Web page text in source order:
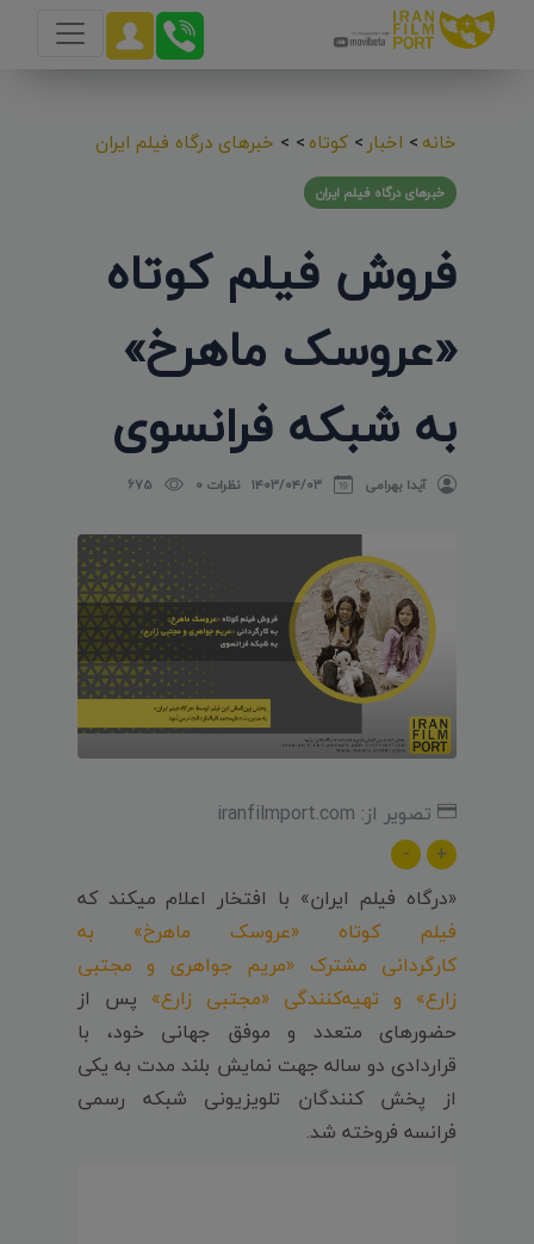
خانه> اخبار> کوتاه>
> خبرهای درگاه فیلم ایران
خبرهای درگاه فیلم ایران
فروش فیلم کوتاه
«عروسک ماهرخ»
به شبکه فرانسوی
آیدا بهرامی ۱۴۰۳/۰۴/۰۳ نظرات 0 675
تصویر از: iranfilmport.com
+
-
«درگاه فیلم ایران» با افتخار اعلام میکند که
فیلم کوتاه «عروسک ماهرخ» به
کارگردانی مشترک «مریم جواهری و مجتبی
زارع» و تهیه‌کنندگی «مجتبی زارع» پس از
حضورهای متعدد و موفق جهانی خود، با
قراردادی دو ساله جهت نمایش بلند مدت به یکی
از پخش کنندگان تلویزیونی شبکه رسمی
فرانسه فروخته شد.